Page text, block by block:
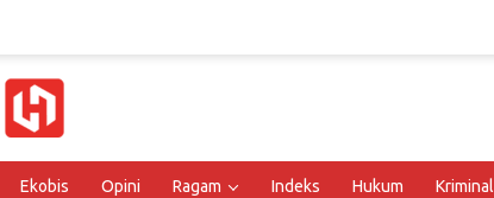
Ekobis Opini Ragam Indeks Hukum Kriminal